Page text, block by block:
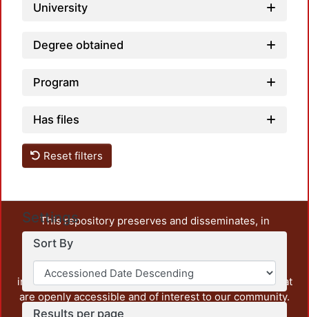
University
Degree obtained
Program
Has files
Reset filters
Settings
Sort By
Results per page
This repository preserves and disseminates, in
unrestricted open access, the teaching and research
output of UAM Azcapotzalco. It also includes some
administrative and graphic documents from the
institution, as well as content from other institutions that
are openly accessible and of interest to our community.